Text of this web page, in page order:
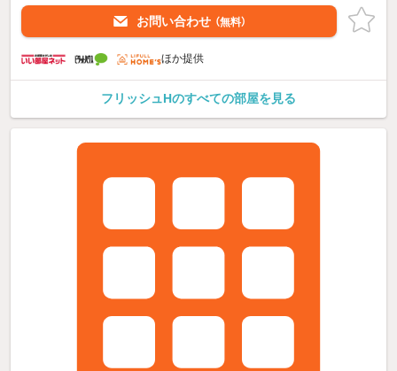
お問い合わせ （無料）
ほか提供
フリッシュHのすべての部屋を見る